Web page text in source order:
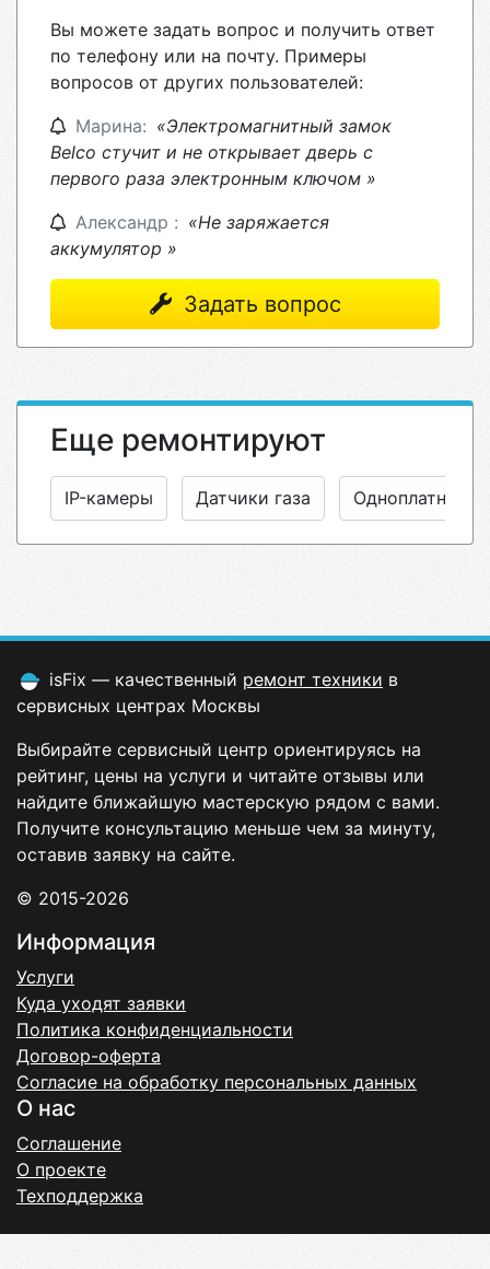
Вы можете задать вопрос и получить ответ
по телефону или на почту. Примеры
вопросов от других пользователей:
Марина: «Электромагнитный замок
Belco стучит и не открывает дверь с
первого раза электронным ключом »
Александр : «Не заряжается
аккумулятор »
Задать вопрос
Еще ремонтируют
IP-камеры Датчики газа Одноплатные
isFix — качественный ремонт техники в
сервисных центрах Москвы
Выбирайте сервисный центр ориентируясь на
рейтинг, цены на услуги и читайте отзывы или
найдите ближайшую мастерскую рядом с вами.
Получите консультацию меньше чем за минуту,
оставив заявку на сайте.
© 2015-2026
Информация
Услуги
Куда уходят заявки
Политика конфиденциальности
Договор-оферта
Согласие на обработку персональных данных
О нас
Соглашение
О проекте
Техподдержка